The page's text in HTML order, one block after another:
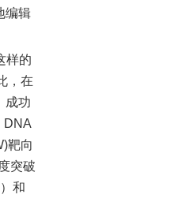
编辑
样的
，在
成功
DNA
靶向
突破
和